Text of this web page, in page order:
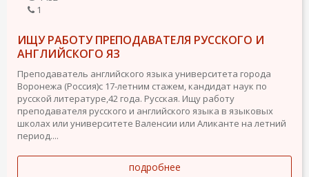
1
ИЩУ РАБОТУ ПРЕПОДАВАТЕЛЯ РУССКОГО И
АНГЛИЙСКОГО ЯЗ
Преподаватель английского языка университета города
Воронежа (Россия)с 17-летним стажем, кандидат наук по
русской литературе,42 года. Русская. Ищу работу
преподавателя русского и английского языка в языковых
школах или университете Валенсии или Аликанте на летний
период....
подробнее